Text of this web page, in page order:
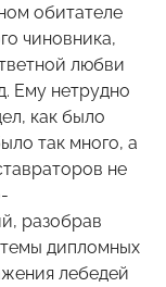
обитателе
чиновника,
любви
Ему нетрудно
как было
так много, а
не
разобрав
дипломных
лебедей